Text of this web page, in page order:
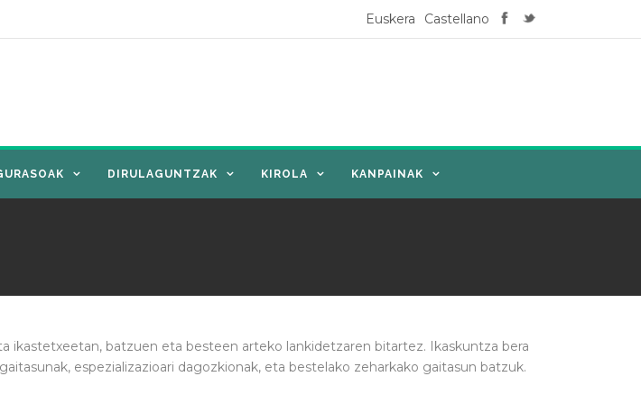
Euskera Castellano
DIRULAGUNTZAK KIROLA KANPAINAK
ikastetxeetan, batzuen eta besteen arteko lankidetzaren bitartez. Ikaskuntza bera
espezializazioari dagozkionak, eta bestelako zeharkako gaitasun batzuk.